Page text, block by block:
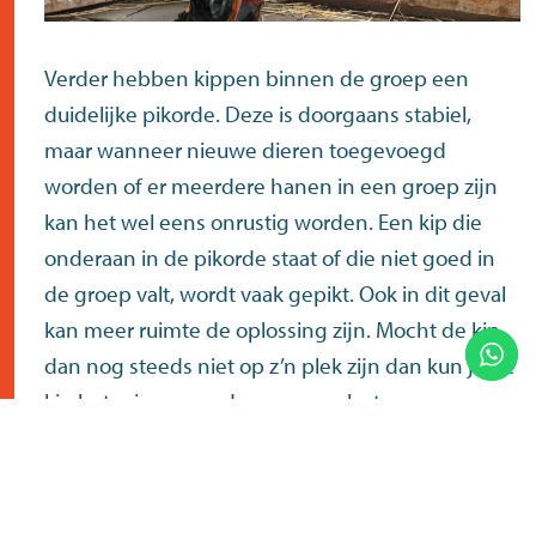
Verder hebben kippen binnen de groep een
duidelijke pikorde. Deze is doorgaans stabiel,
maar wanneer nieuwe dieren toegevoegd
worden of er meerdere hanen in een groep zijn
kan het wel eens onrustig worden. Een kip die
onderaan in de pikorde staat of die niet goed in
de groep valt, wordt vaak gepikt. Ook in dit geval
kan meer ruimte de oplossing zijn. Mocht de kip
dan nog steeds niet op z’n plek zijn dan kun je de
kip beter in een andere groep plaatsen.